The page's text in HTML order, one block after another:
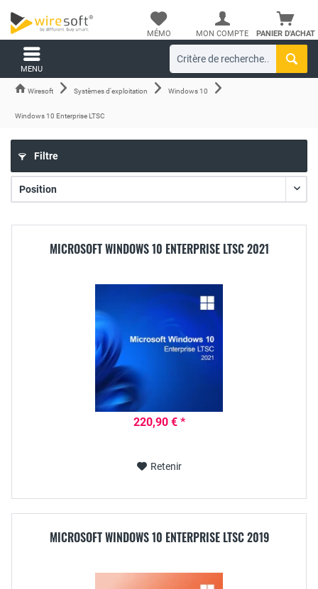
PANIER D'ACHAT
MÉMO MON COMPTE
MENU
Wiresoft Systèmes d'exploitation Windows 10
Windows 10 Enterprise LTSC
Filtre
MICROSOFT WINDOWS 10 ENTERPRISE LTSC 2021
220,90 € *
Retenir
MICROSOFT WINDOWS 10 ENTERPRISE LTSC 2019